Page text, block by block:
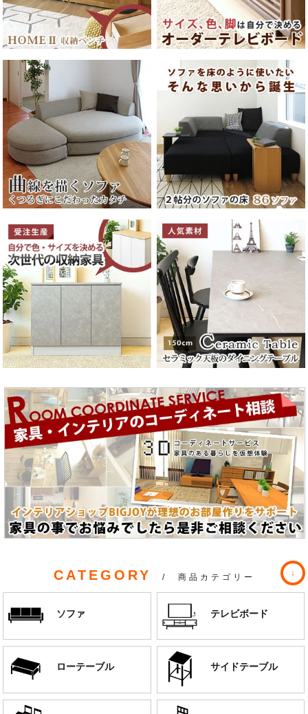
CATEGORY / 商品カテゴリー
ソファ テレビボード
ローテーブル サイドテーブル